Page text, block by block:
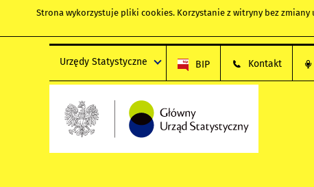
Strona wykorzystuje pliki cookies. Korzystanie z witryny bez
Urzędy Statystyczne BIP Kontakt